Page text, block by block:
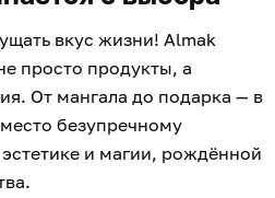
вкус жизни! Almak
просто продукты, а
От мангала до подарка — в
безупречному
и магии, рождённой